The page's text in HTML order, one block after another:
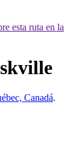
esta ruta en la
Canadá.